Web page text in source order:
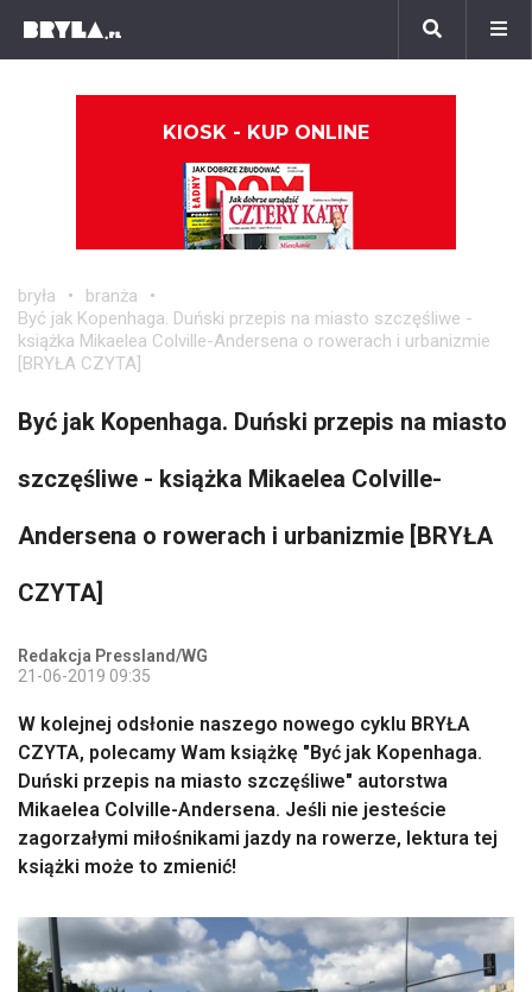
KIOSK - KUP ONLINE
bryła
branża
Być jak Kopenhaga. Duński przepis na miasto szczęśliwe -
książka Mikaelea Colville-Andersena o rowerach i urbanizmie
[BRYŁA CZYTA]
Być jak Kopenhaga. Duński przepis na miasto
szczęśliwe - książka Mikaelea Colville-
Andersena o rowerach i urbanizmie [BRYŁA
CZYTA]
Redakcja Pressland/WG
21-06-2019 09:35
W kolejnej odsłonie naszego nowego cyklu BRYŁA
CZYTA, polecamy Wam książkę "Być jak Kopenhaga.
Duński przepis na miasto szczęśliwe" autorstwa
Mikaelea Colville-Andersena. Jeśli nie jesteście
zagorzałymi miłośnikami jazdy na rowerze, lektura tej
książki może to zmienić!